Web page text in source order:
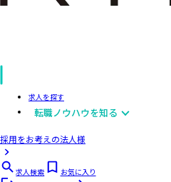
求人を探す
転職ノウハウを知る
採用をお考えの法人様
求人検索
お気に入り